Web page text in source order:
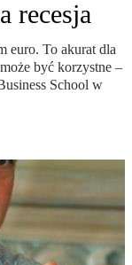
recesja
euro. To akurat dla
być korzystne –
School w